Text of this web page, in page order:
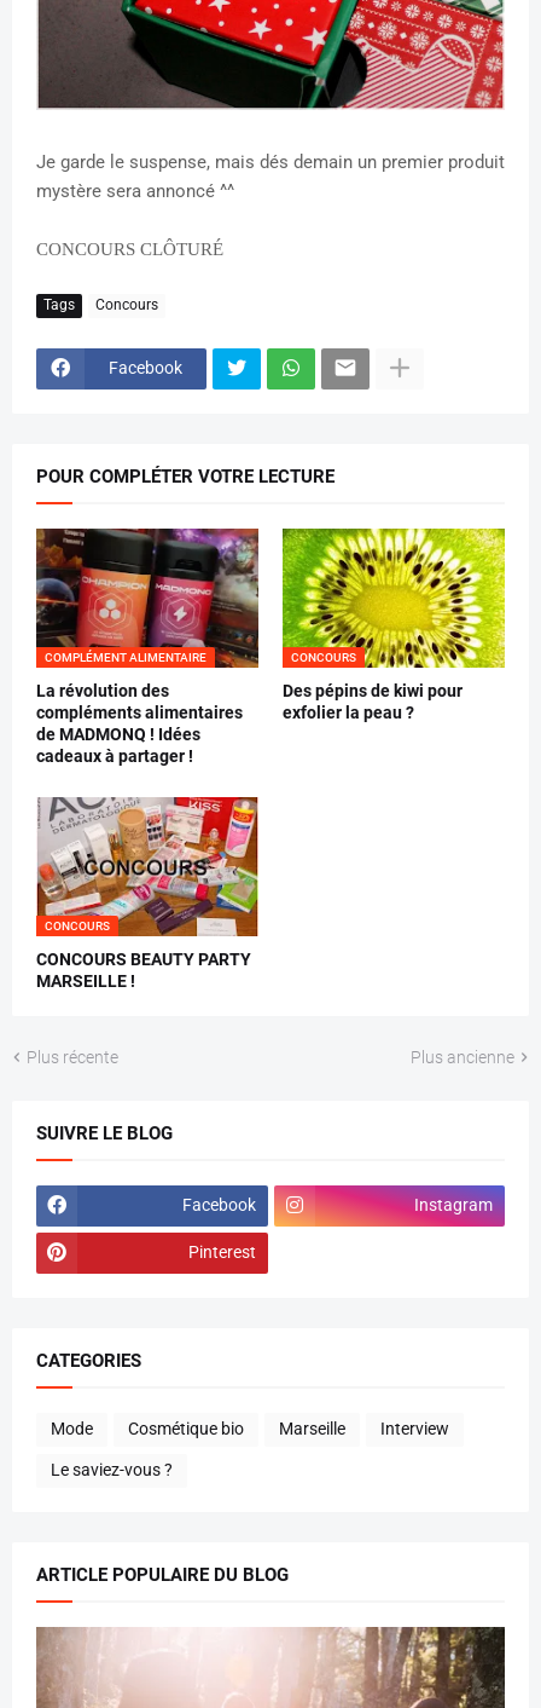
Je garde le suspense, mais dés demain un premier produit
mystère sera annoncé ^^
CONCOURS CLÔTURÉ
Tags Concours
Facebook
POUR COMPLÉTER VOTRE LECTURE
COMPLÉMENT ALIMENTAIRE
La révolution des
compléments alimentaires
de MADMONQ ! Idées
cadeaux à partager !
CONCOURS
Des pépins de kiwi pour
exfolier la peau ?
CONCOURS
CONCOURS BEAUTY PARTY
MARSEILLE !
Plus récente Plus ancienne
SUIVRE LE BLOG
Facebook Instagram
Pinterest
CATEGORIES
Mode Cosmétique bio Marseille Interview
Le saviez-vous ?
ARTICLE POPULAIRE DU BLOG